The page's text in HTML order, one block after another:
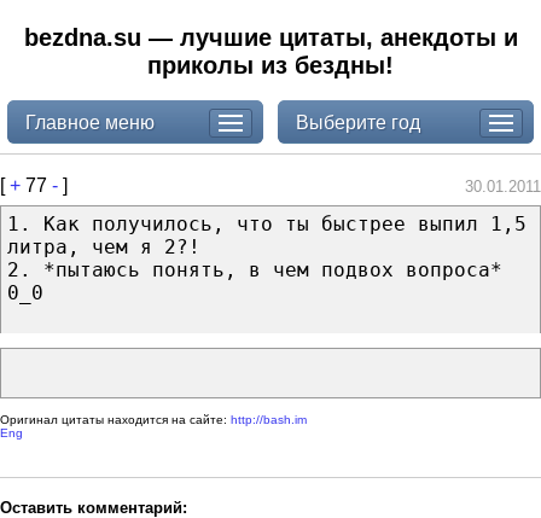
bezdna.su — лучшие цитаты, анекдоты и
приколы из бездны!
Главное меню Выберите год
[+ 77 - ] 30.01.2011
1. Как получилось, что ты быстрее выпил 1,5
литра, чем я 2?!
2. *пытаюсь понять, в чем подвох вопроса*
0_0
Оригинал цитаты находится на сайте: http://bash.im
Eng
Оставить комментарий: